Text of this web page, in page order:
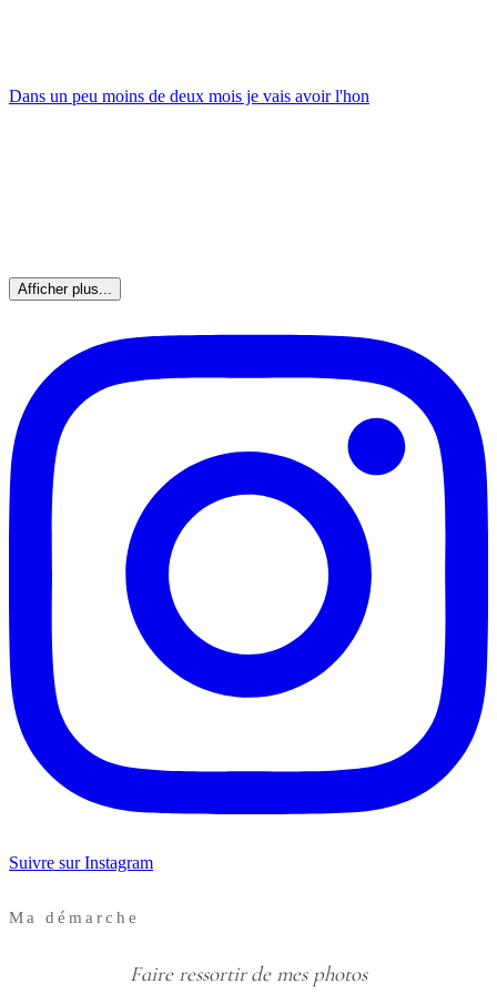
Dans un peu moins de deux mois je vais avoir l'hon
Afficher plus...
Suivre sur Instagram
Ma démarche
Faire ressortir de mes photos